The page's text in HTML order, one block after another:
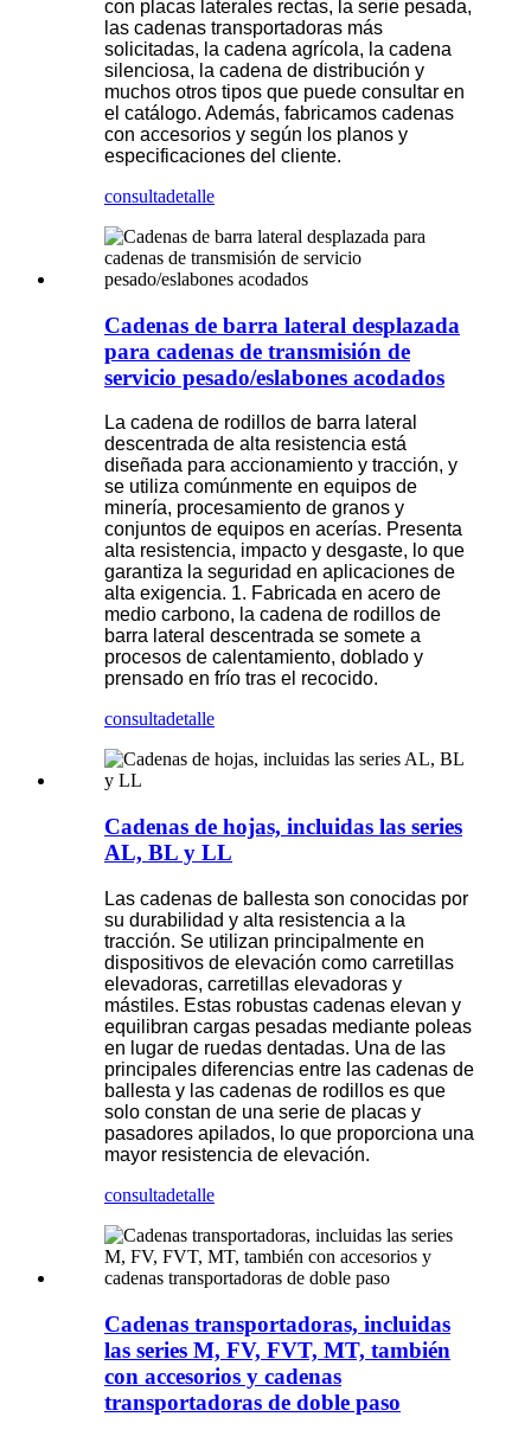
con placas laterales rectas, la serie pesada,
las cadenas transportadoras más
solicitadas, la cadena agrícola, la cadena
silenciosa, la cadena de distribución y
muchos otros tipos que puede consultar en
el catálogo. Además, fabricamos cadenas
con accesorios y según los planos y
especificaciones del cliente.
consultadetalle
Cadenas de barra lateral desplazada
para cadenas de transmisión de
servicio pesado/eslabones acodados
La cadena de rodillos de barra lateral
descentrada de alta resistencia está
diseñada para accionamiento y tracción, y
se utiliza comúnmente en equipos de
minería, procesamiento de granos y
conjuntos de equipos en acerías. Presenta
alta resistencia, impacto y desgaste, lo que
garantiza la seguridad en aplicaciones de
alta exigencia. 1. Fabricada en acero de
medio carbono, la cadena de rodillos de
barra lateral descentrada se somete a
procesos de calentamiento, doblado y
prensado en frío tras el recocido.
consultadetalle
Cadenas de hojas, incluidas las series
AL, BL y LL
Las cadenas de ballesta son conocidas por
su durabilidad y alta resistencia a la
tracción. Se utilizan principalmente en
dispositivos de elevación como carretillas
elevadoras, carretillas elevadoras y
mástiles. Estas robustas cadenas elevan y
equilibran cargas pesadas mediante poleas
en lugar de ruedas dentadas. Una de las
principales diferencias entre las cadenas de
ballesta y las cadenas de rodillos es que
solo constan de una serie de placas y
pasadores apilados, lo que proporciona una
mayor resistencia de elevación.
consultadetalle
Cadenas transportadoras, incluidas
las series M, FV, FVT, MT, también
con accesorios y cadenas
transportadoras de doble paso